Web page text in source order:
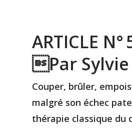
ARTICLE N°
Par Sylvie
Couper, brûler,
malgré son échec
thérapie classique du